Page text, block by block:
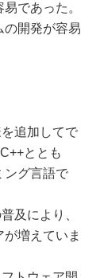
であった。
の開発が容易
追加してで
ととも
ング言語で
及により、
増えていま